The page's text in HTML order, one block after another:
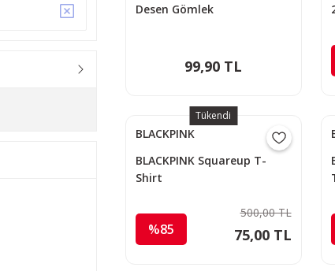
Desen Gömlek
99,90 TL
Tükendi
BLACKPINK
BLACKPINK Squareup T-
Shirt
%85
500,00 TL
75,00 TL